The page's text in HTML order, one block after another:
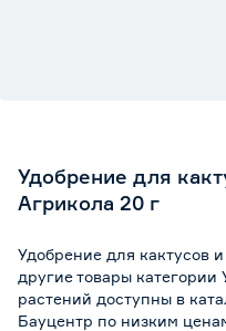
Удобрение для
Агрикола 20 г
Удобрение для кактусов
другие товары
растений доступны в
Бауцентр по низким